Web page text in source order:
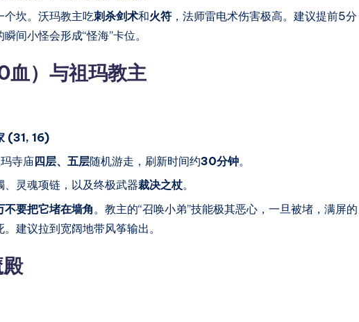
个坎。沃玛教主吃刺杀剑术和火符 ，法师雷电术伤害极高。建议提前5分
间小怪会形成“怪海”卡位。
血）与祖玛教主
(31, 16)
寺庙四层、五层随机游走，刷新时间约30分钟。
、灵魂项链，以及终极武器裁决之杖。
不要把它堵在墙角。教主的“召唤小弟”技能极其恶心，一旦被堵，满屏的
建议拉到宽阔地带风筝输出。